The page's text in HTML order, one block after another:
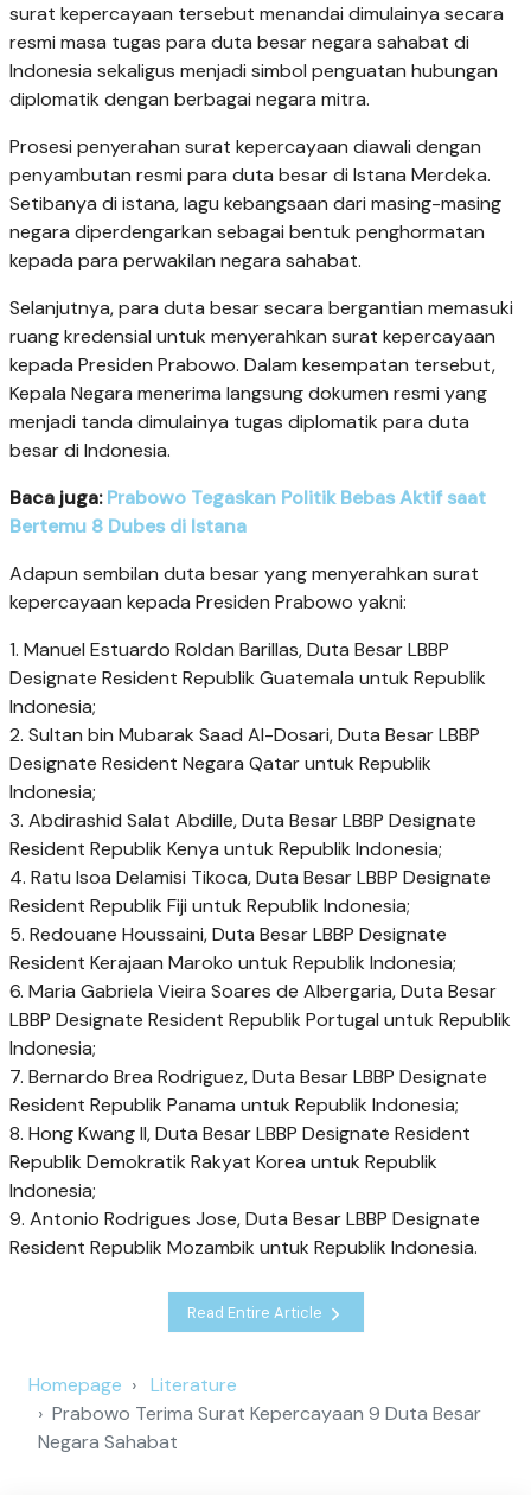
surat kepercayaan tersebut menandai dimulainya secara
resmi masa tugas para duta besar negara sahabat di
Indonesia sekaligus menjadi simbol penguatan hubungan
diplomatik dengan berbagai negara mitra.
Prosesi penyerahan surat kepercayaan diawali dengan
penyambutan resmi para duta besar di Istana Merdeka.
Setibanya di istana, lagu kebangsaan dari masing-masing
negara diperdengarkan sebagai bentuk penghormatan
kepada para perwakilan negara sahabat.
Selanjutnya, para duta besar secara bergantian memasuki
ruang kredensial untuk menyerahkan surat kepercayaan
kepada Presiden Prabowo. Dalam kesempatan tersebut,
Kepala Negara menerima langsung dokumen resmi yang
menjadi tanda dimulainya tugas diplomatik para duta
besar di Indonesia.
Baca juga:Prabowo Tegaskan Politik Bebas Aktif saat
Bertemu 8 Dubes di Istana
Adapun sembilan duta besar yang menyerahkan surat
kepercayaan kepada Presiden Prabowo yakni:
1. Manuel Estuardo Roldan Barillas, Duta Besar LBBP
Designate Resident ⁠Republik Guatemala untuk Republik
Indonesia;
2. Sultan bin Mubarak Saad Al-Dosari, Duta Besar LBBP
Designate Resident ⁠Negara Qatar untuk Republik
Indonesia;
3. Abdirashid Salat Abdille, Duta Besar LBBP Designate
Resident Republik Kenya untuk Republik Indonesia;
4. Ratu Isoa Delamisi Tikoca, Duta Besar LBBP Designate
Resident Republik Fiji untuk Republik Indonesia;
5. Redouane Houssaini, Duta Besar LBBP Designate
Resident Kerajaan Maroko untuk Republik Indonesia;
6. Maria Gabriela Vieira Soares de Albergaria, Duta Besar
LBBP Designate Resident ⁠Republik Portugal untuk Republik
Indonesia;
7. Bernardo Brea Rodriguez, Duta Besar LBBP Designate
Resident ⁠Republik Panama untuk Republik Indonesia;
8. Hong Kwang Il, Duta Besar LBBP Designate Resident
Republik Demokratik Rakyat Korea untuk Republik
Indonesia;
9. Antonio Rodrigues Jose, Duta Besar LBBP Designate
Resident ⁠Republik Mozambik untuk Republik Indonesia.
Read Entire Article
Homepage
Literature
Prabowo Terima Surat Kepercayaan 9 Duta Besar
Negara Sahabat